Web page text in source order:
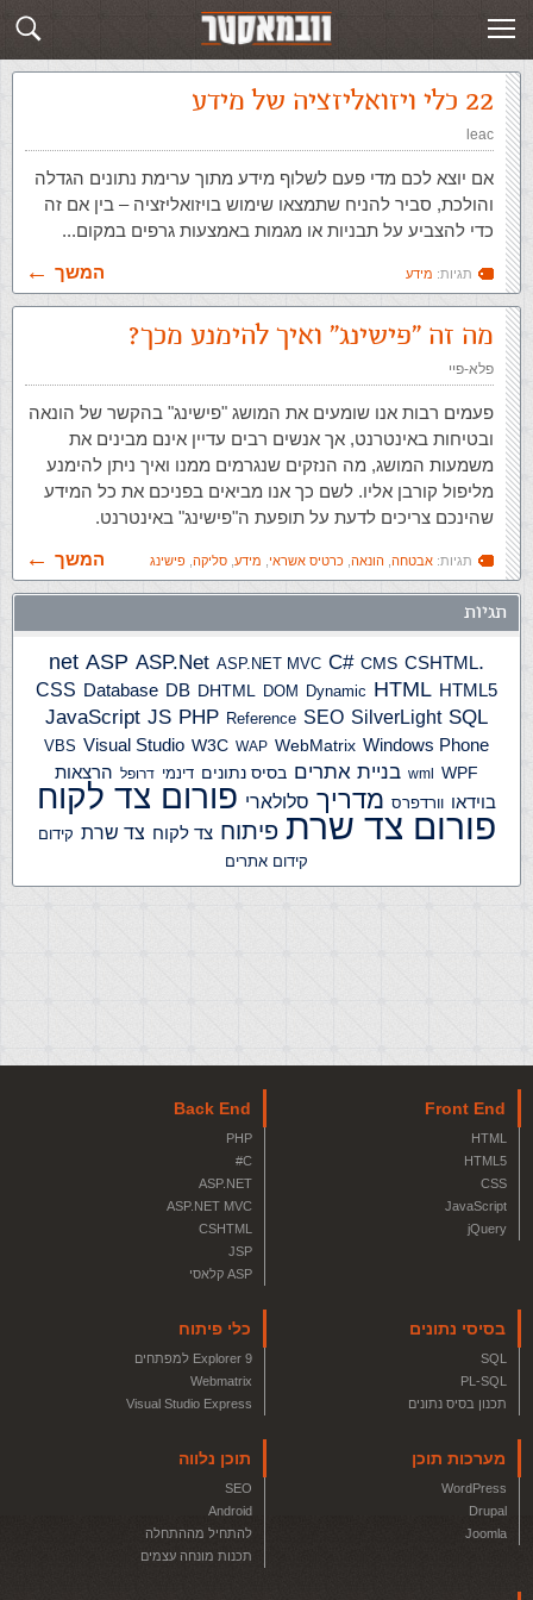
תגית: מידע פוסטים חדשים
22 כלי ויזואליזציה של מידע
leac
אם יוצא לכם מדי פעם לשלוף מידע מתוך ערימת נתונים הגדלה
והולכת, סביר להניח שתמצאו שימוש בויזואליזציה – בין אם זה
כדי להצביע על תבניות או מגמות באמצעות גרפים במקום...
תגיות: מידע המשך
מה זה "פישינג" ואיך להימנע מכך?
פלא-פיי
פעמים רבות אנו שומעים את המושג "פישינג" בהקשר של הונאה
ובטיחות באינטרנט, אך אנשים רבים עדיין אינם מבינים את
משמעות המושג, מה הנזקים שנגרמים ממנו ואיך ניתן להימנע
מליפול קורבן אליו. לשם כך אנו מביאים בפניכם את כל המידע
שהינכם צריכים לדעת על תופעת ה"פישינג" באינטרנט.
תגיות: אבטחה הונאה כרטיס אשראי מידע סליקה פישינג המשך
תגיות
.net
ASP ASP.Net ASP.NET MVC C# CMS CSHTML
CSS Database DB DHTML DOM Dynamic HTML HTML5
JavaScript JS PHP Reference SEO SilverLight SQL
VBS Visual Studio W3C WAP WebMatrix Windows Phone
wml WPF בניית אתרים בסיס נתונים דינמי דרופל הרצאות
בוידאו וורדפרס מדריך סלולארי פורום צד לקוח
פורום צד שרת פיתוח צד לקוח צד שרת קידום
קידום אתרים
Front End
HTML
HTML5
CSS
JavaScript
jQuery
Back End
PHP
C#
ASP.NET
ASP.NET MVC
CSHTML
JSP
ASP קלאסי
בסיסי נתונים
SQL
PL-SQL
תכנון בסיס נתונים
כלי פיתוח
Explorer 9 למפתחים
Webmatrix
Visual Studio Express
מערכות תוכן
WordPress
Drupal
Joomla
תוכן נלווה
SEO
Android
להתחיל מההתחלה
תכנות מונחה עצמים